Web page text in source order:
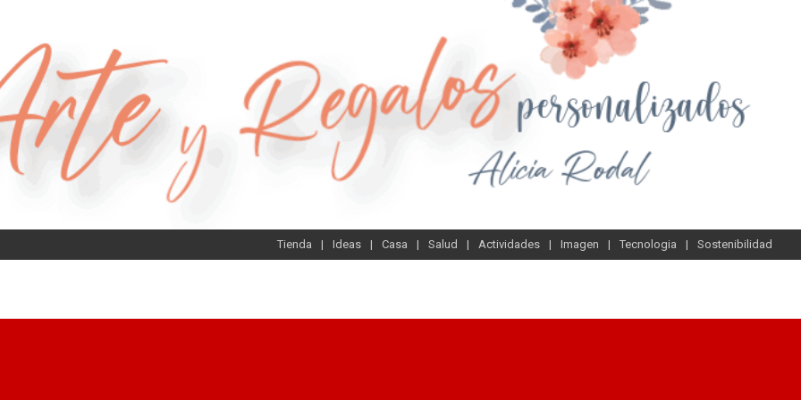
Tienda Ideas Casa Salud Actividades Imagen Tecnologia Sostenibilidad